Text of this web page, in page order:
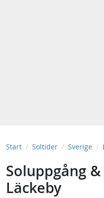
Start Soltider Sverige
Soluppgång
Läckeby